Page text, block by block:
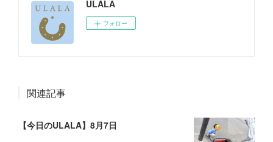
ULALA
フォロー
関連記事
【今日のULALA】8月7日